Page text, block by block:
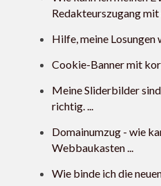
Redakteurszugang
Hilfe, meine
Cookie-Banner mit
Meine Sliderbilder
richtig. ...
Domainumzug - wie
Webbaukasten ...
Wie binde ich die